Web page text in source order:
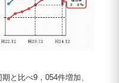
と比べ9，054件増加、